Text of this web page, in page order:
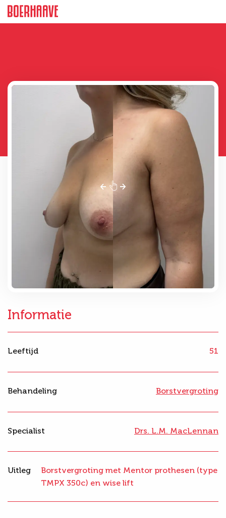
Informatie
Leeftijd 51
Behandeling Borstvergroting
Specialist Drs. L.M. MacLennan
Uitleg
Borstvergroting met Mentor prothesen (type
TMPX 350c) en wise lift